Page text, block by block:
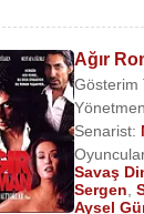
Ağır
Gösterim
Senarist:
Savaş
Sergen
Aysel